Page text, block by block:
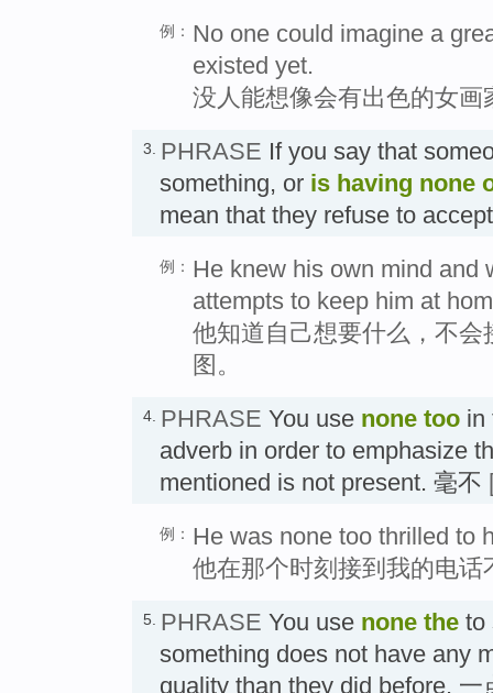
例： No one could imagine a
existed yet.
没人能想像会有出色的女
3. PHRASE If you say that
something, or is having none
mean that they refuse to
例： He knew his own mind and
attempts to keep him at
他知道自己想要什么，不
图。
4. PHRASE You use none too in
adverb in order to emphasize
mentioned is not present. 毫不
例： He was none too thrilled to
他在那个时刻接到我的电话
5. PHRASE You use none the to
something does not have any
quality than they did before.